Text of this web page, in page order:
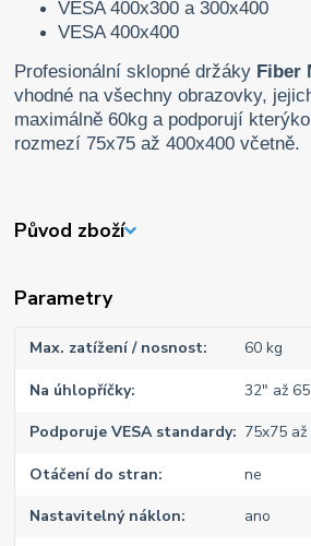
VESA 400x300 a 300x400
VESA 400x400
Profesionální sklopné držáky Fiber
vhodné na všechny obrazovky,
maximálně 60kg a podporují
rozmezí 75x75 až 400x400 včetně.
Původ zboží
Parametry
Max. zatížení / nosnost 60 kg
Na úhlopříčky 32" až
Podporuje VESA standardy 75x75
Otáčení do stran ne
Nastavitelný náklon ano